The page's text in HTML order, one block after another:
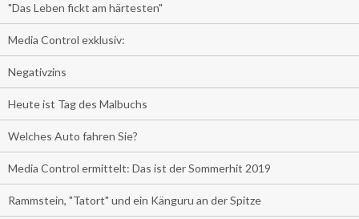
"Das Leben fickt am härtesten"
Media Control exklusiv:
Negativzins
Heute ist Tag des Malbuchs
Welches Auto fahren Sie?
Media Control ermittelt: Das ist der Sommerhit 2019
Rammstein, "Tatort" und ein Känguru an der Spitze